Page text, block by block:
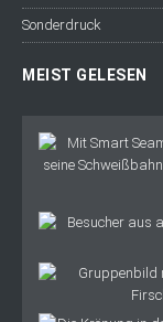
Sonderdruck
MEIST GELESEN